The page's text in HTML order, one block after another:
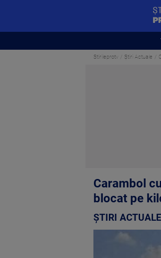
Stirileprotv Știri Actuale
Carambol
blocat pe
ȘTIRI ACTUALE